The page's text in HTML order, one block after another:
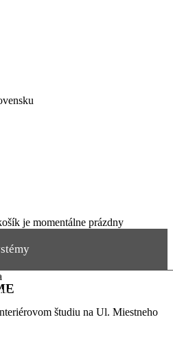
je momentálne prázdny
študiu na Ul. Miestneho